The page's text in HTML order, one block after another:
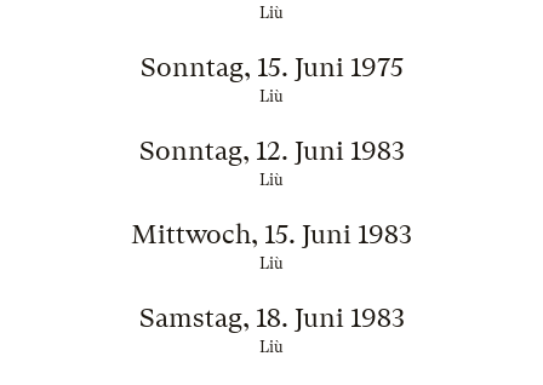
Liù
Sonntag, 15. Juni 1975
Liù
Sonntag, 12. Juni 1983
Liù
Mittwoch, 15. Juni 1983
Liù
Samstag, 18. Juni 1983
Liù